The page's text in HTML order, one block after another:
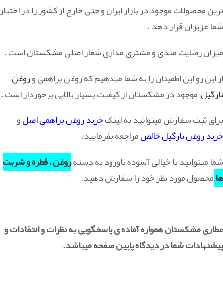
ترین محصولات موجود در بازار ایران و حتی خارج از کشور را در اختیار
شما عزیزان قرار دهد .
میزان رضایت مندی و مشتری مداری شعار اصلی مشکستان است .
از این رو این اطمینان را به شما میدهیم کهروغن براهمی وروغن
نارگیل موجود در مشکستان از کیفیت بسیار بالایی برخوردار است .
برای ثبت سفارش میتوانید به لینکخرید روغن براهمی اصلو
خرید روغن نارگیل خالصمراجعه بفرمایید.
شما میتوانید با خیالی آسوده باورود به دستهروغن ، قطره و شربت
هامحصول مورد نظر خود را سفارش دهید.
عطاری مشکستان همواره آماده ی پاسخگویی به نظرات و انتقادات و
پیشنهادات شما در دیدگاه پایین صفحه میباشد.